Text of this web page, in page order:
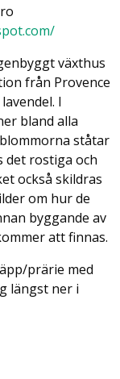
växthus
från Provence
I
bland alla
ståtar
det rostiga och
också skildras
om hur de
byggande av
att finnas.
prärie med
längst ner i